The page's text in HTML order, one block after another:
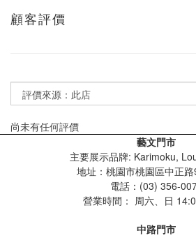
顧客評價
尚未有任何評價
藝文門市
主要展示品牌: Karimoku,
地址：桃園市桃園區中正
電話：(03) 356-
營業時間： 周六、日
中路門市